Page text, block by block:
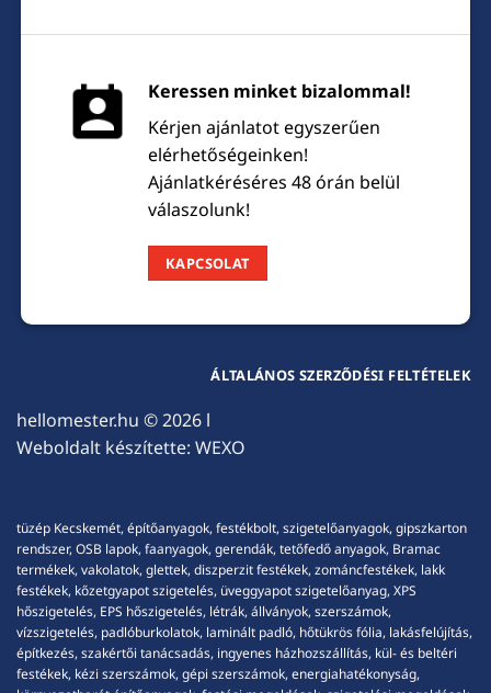
Keressen minket bizalommal!
Kérjen ajánlatot egyszerűen
elérhetőségeinken!
Ajánlatkéréséres 48 órán belül
válaszolunk!
KAPCSOLAT
hellomester.hu © 2026 l
Weboldalt készítette: WEXO
ÁLTALÁNOS SZERZŐDÉSI FELTÉTELEK
tüzép Kecskemét, építőanyagok, festékbolt, szigetelőanyagok, gipszkarton
rendszer, OSB lapok, faanyagok, gerendák, tetőfedő anyagok, Bramac
termékek, vakolatok, glettek, diszperzit festékek, zománcfestékek, lakk
festékek, kőzetgyapot szigetelés, üveggyapot szigetelőanyag, XPS
hőszigetelés, EPS hőszigetelés, létrák, állványok, szerszámok,
vízszigetelés, padlóburkolatok, laminált padló, hőtükrös fólia, lakásfelújítás,
építkezés, szakértői tanácsadás, ingyenes házhozszállítás, kül- és beltéri
festékek, kézi szerszámok, gépi szerszámok, energiahatékonyság,